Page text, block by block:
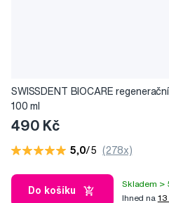
SWISSDENT BIOCARE
100 ml
490 Kč
5,0/5 (278x)
Do košíku
Skladem >
Ihned na